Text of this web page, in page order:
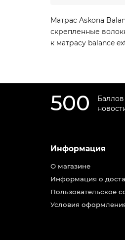
Матрас Askona
скрепленные
к матрасу balance
500
Информация
О магазине
Информация о
Пользовательское
Условия